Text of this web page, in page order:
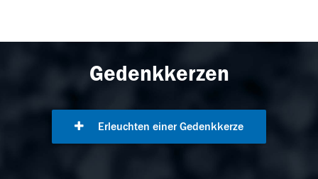
Gedenkkerzen
Erleuchten einer Gedenkkerze